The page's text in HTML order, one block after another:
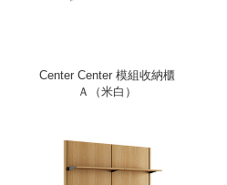
Center Center 模組收納櫃
Ａ（米白）